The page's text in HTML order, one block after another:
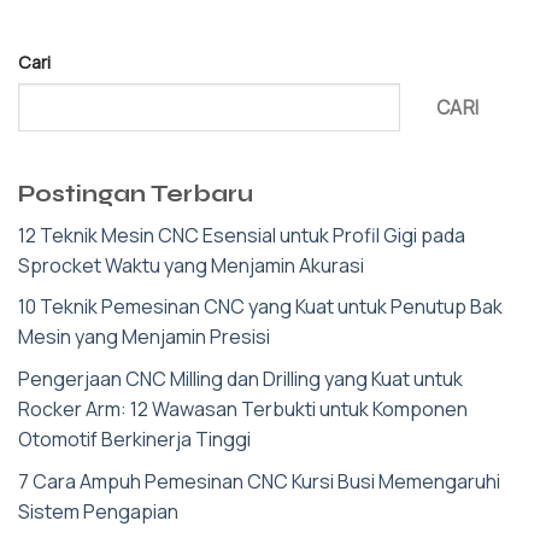
Cari
CARI
Postingan Terbaru
12 Teknik Mesin CNC Esensial untuk Profil Gigi pada
Sprocket Waktu yang Menjamin Akurasi
10 Teknik Pemesinan CNC yang Kuat untuk Penutup Bak
Mesin yang Menjamin Presisi
Pengerjaan CNC Milling dan Drilling yang Kuat untuk
Rocker Arm: 12 Wawasan Terbukti untuk Komponen
Otomotif Berkinerja Tinggi
7 Cara Ampuh Pemesinan CNC Kursi Busi Memengaruhi
Sistem Pengapian